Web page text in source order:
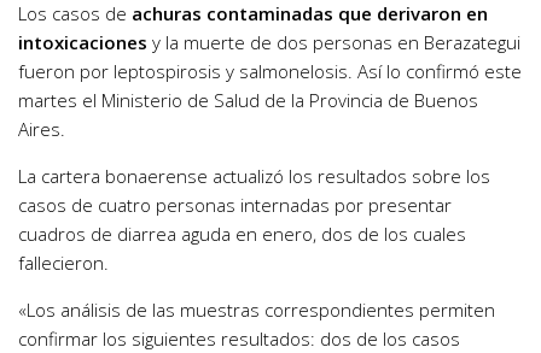
Los casos de achuras contaminadas que derivaron en
intoxicaciones y la muerte de dos personas en Berazategui
fueron por leptospirosis y salmonelosis. Así lo confirmó este
martes el Ministerio de Salud de la Provincia de Buenos
Aires.
La cartera bonaerense actualizó los resultados sobre los
casos de cuatro personas internadas por presentar
cuadros de diarrea aguda en enero, dos de los cuales
fallecieron.
«Los análisis de las muestras correspondientes permiten
confirmar los siguientes resultados: dos de los casos